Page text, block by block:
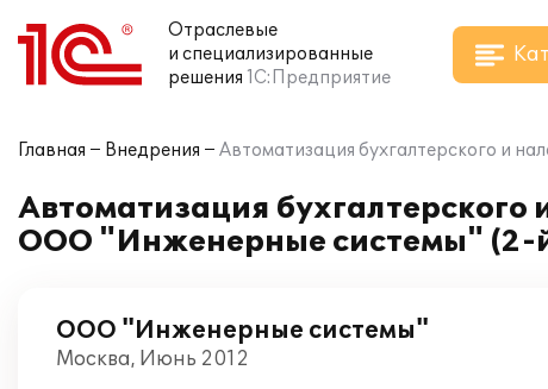
Отраслевые
и специализированные
решения 1С:Предприятие
Главная Внедрения Автоматизация бухгалтерского и
Автоматизация бухгалтерского
ООО "Инженерные системы" (2-
ООО "Инженерные системы"
Москва, Июнь 2012